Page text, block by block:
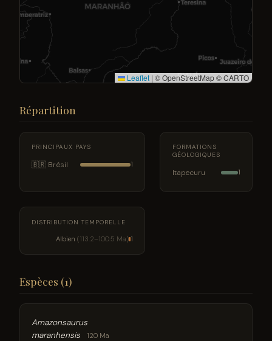
Leaflet | © OpenStreetMap © CARTO
Répartition
PRINCIPAUX PAYS
🇧🇷 Brésil 1
FORMATIONS
GÉOLOGIQUES
Itapecuru 1
DISTRIBUTION TEMPORELLE
Albien (113.2–100.5 Ma) 1
Espèces (1)
Amazonsaurus
maranhensis
120 Ma